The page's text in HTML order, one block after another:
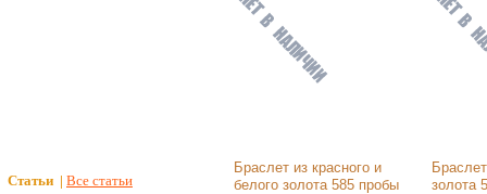
Статьи | Все статьи
Браслет из красного и
белого золота 585 пробы
золота